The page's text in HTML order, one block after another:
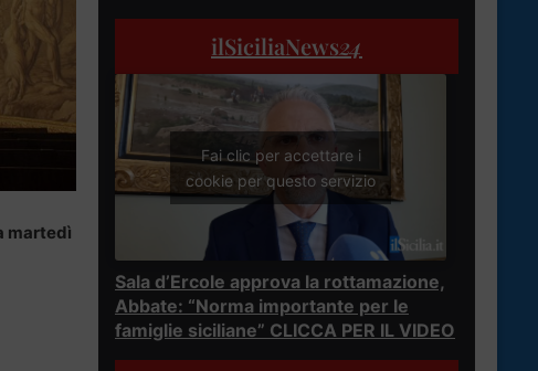
martedì
ilSiciliaNews24
Fai clic per accettare i
cookie per questo servizio
Sala d’Ercole approva la rottamazione,
Abbate: “Norma importante per le
famiglie siciliane” CLICCA PER IL VIDEO